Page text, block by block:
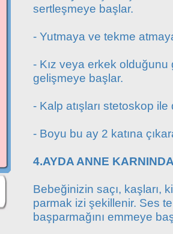
sertleşmeye başlar.
- Yutmaya ve tekme
- Kız veya erkek olduğunu
gelişmeye başlar.
- Kalp atışları stetoskop
- Boyu bu ay 2 katına
4.AYDA ANNE
Bebeğinizin saçı, kaşları,
parmak izi şekillenir. Ses
başparmağını emmeye